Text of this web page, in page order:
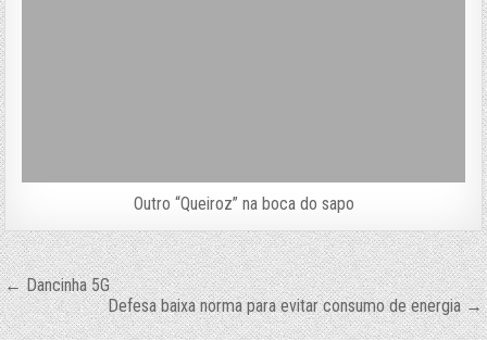
Outro “Queiroz” na boca do sapo
Navegação
← Dancinha 5G
Defesa baixa norma para evitar consumo de energia →